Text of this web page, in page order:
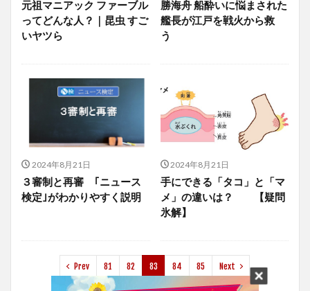
元祖マニアック ファーブル
ってどんな人？｜昆虫 すご
いヤツら
勝海舟 船酔いに悩まされた
艦長が江戸を戦火から救
う
2024年8月21日
３審制と再審 ｢ニュース
検定｣がわかりやすく説明
2024年8月21日
手にできる「タコ」と「マ
メ」の違いは？ 【疑問
氷解】
Prev 81 82 83 84 85 Next